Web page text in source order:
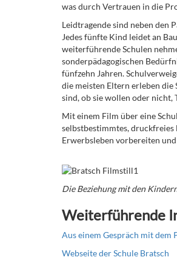
was durch Vertrauen in die
Leidtragende sind neben den
Jedes fünfte Kind leidet an
weiterführende Schulen
sonderpädagogischen
fünfzehn Jahren.
die meisten Eltern erleben die
sind, ob sie wollen oder nicht,
Mit einem Film über eine
selbstbestimmtes, druckfreies
Erwerbsleben vorbereiten
Die Beziehung mit den
Weiterführende
Aus einem Gespräch mit dem
Webseite der Schule Bratsch